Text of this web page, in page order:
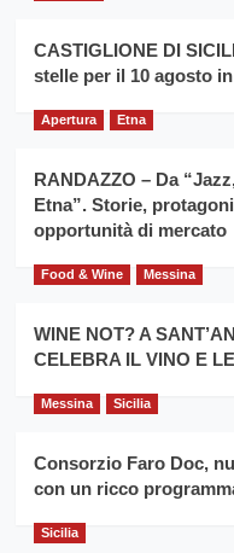
la
filiera
grano
per
il
anno
Franco
Caruso
CASTIGLIONE DI
stelle per il 10 agosto
Apertura Etna
RANDAZZO – Da
Etna”. Storie,
opportunità di mercato
Food & Wine Messina
WINE NOT? A
CELEBRA IL VINO E
Messina Sicilia
Consorzio Faro Doc,
con un ricco
Sicilia